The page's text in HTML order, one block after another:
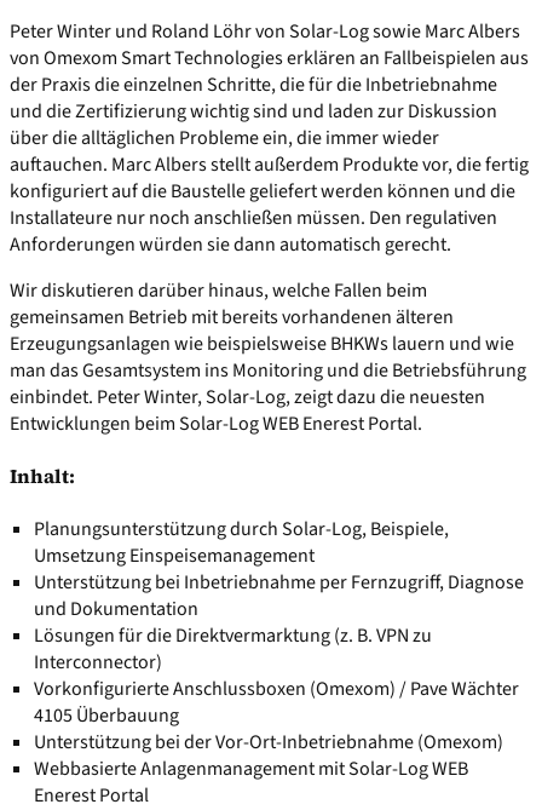
Peter Winter und Roland Löhr von Solar-Log sowie Marc Albers
von Omexom Smart Technologies erklären an Fallbeispielen aus
der Praxis die einzelnen Schritte, die für die Inbetriebnahme
und die Zertifizierung wichtig sind und laden zur Diskussion
über die alltäglichen Probleme ein, die immer wieder
auftauchen. Marc Albers stellt außerdem Produkte vor, die fertig
konfiguriert auf die Baustelle geliefert werden können und die
Installateure nur noch anschließen müssen. Den regulativen
Anforderungen würden sie dann automatisch gerecht.
Wir diskutieren darüber hinaus, welche Fallen beim
gemeinsamen Betrieb mit bereits vorhandenen älteren
Erzeugungsanlagen wie beispielsweise BHKWs lauern und wie
man das Gesamtsystem ins Monitoring und die Betriebsführung
einbindet. Peter Winter, Solar-Log, zeigt dazu die neuesten
Entwicklungen beim Solar-Log WEB Enerest Portal.
Inhalt:
Planungsunterstützung durch Solar-Log, Beispiele,
Umsetzung Einspeisemanagement
Unterstützung bei Inbetriebnahme per Fernzugriff, Diagnose
und Dokumentation
Lösungen für die Direktvermarktung (z. B. VPN zu
Interconnector)
Vorkonfigurierte Anschlussboxen (Omexom) / Pave Wächter
4105 Überbauung
Unterstützung bei der Vor-Ort-Inbetriebnahme (Omexom)
Webbasierte Anlagenmanagement mit Solar-Log WEB
Enerest Portal